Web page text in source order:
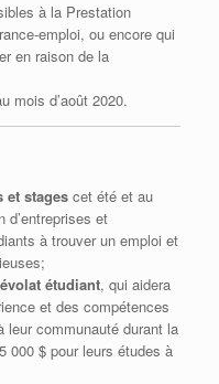
à la Prestation
ou encore qui
en raison de la
mois d’août 2020.
et stagescet été et au
et
à trouver un emploi et
étudiant, qui aidera
et des compétences
leur communauté durant la
000 $ pour leurs études à